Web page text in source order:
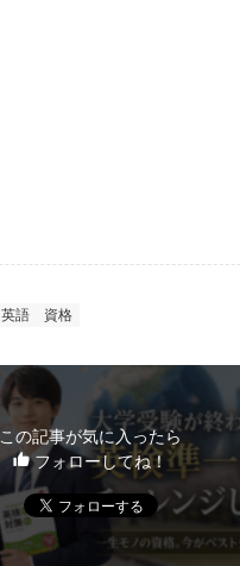
英語 資格
この記事が気に入ったら
フォローしてね！